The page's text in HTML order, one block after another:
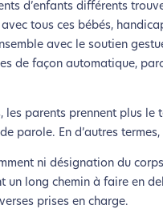
d’enfants différents
tous ces bébés,
avec le soutien
de façon automatique,
parents prennent plus le
parole. En d’autres
ni désignation du
long chemin à faire en
prises en charge.